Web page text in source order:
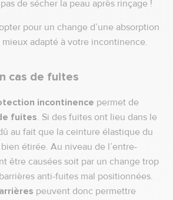
de sécher la peau après rinçage !
pour un change d’une absorption
adapté à votre incontinence.
cas de fuites
incontinence permet de
fuites. Si des fuites ont lieu dans le
au fait que la ceinture élastique du
étirée. Au niveau de l’entre-
être causées soit par un change trop
anti-fuites mal positionnées.
peuvent donc permettre